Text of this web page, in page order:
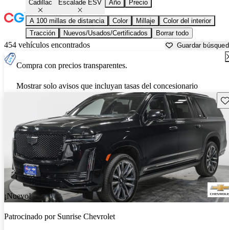
Cadillac Escalade ESV Año Precio
A 100 millas de distancia Color Millaje
Color del interior
Tracción
Nuevos/Usados/Certificados Borrar todo
454 vehículos encontrados Guardar
Compra con precios transparentes.
Mostrar solo avisos que incluyan tasas del concesionario
¡Nuevo!
Patrocinado por Sunrise Chevrolet